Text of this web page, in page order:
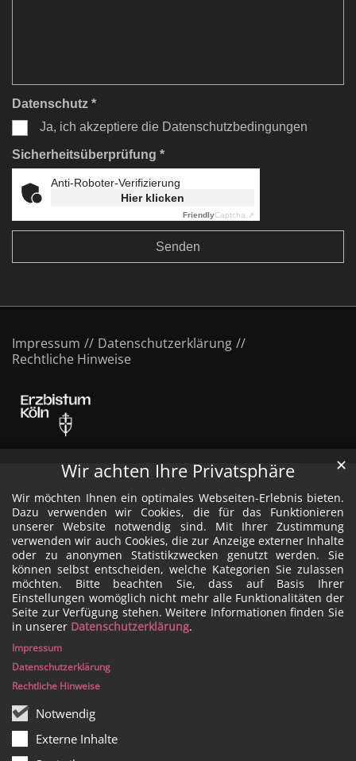
Wir achten Ihre Privatsphäre
Wir möchten Ihnen ein optimales Webseiten-Erlebnis bieten.
Dazu verwenden wir Cookies, die für das Funktionieren
unserer Website notwendig sind. Mit Ihrer Zustimmung
verwenden wir auch Cookies, die zur Anzeige externer Inhalte
oder zu anonymen Statistikzwecken genutzt werden. Sie
können selbst entscheiden, welche Kategorien Sie zulassen
möchten. Bitte beachten Sie, dass auf Basis Ihrer
Einstellungen womöglich nicht mehr alle Funktionalitäten der
Seite zur Verfügung stehen. Weitere Informationen finden Sie
in unserer Datenschutzerklärung.
Notwendig
Externe Inhalte
✕
Impressum
Datenschutzerklärung
Rechtliche Hinweise
Datenschutz *
Ja, ich akzeptiere die Datenschutzbedingungen
Sicherheitsüberprüfung *
Anti-Roboter-Verifizierung
Hier klicken
FriendlyCaptcha ⇗
Impressum
Datenschutzerklärung
Rechtliche Hinweise